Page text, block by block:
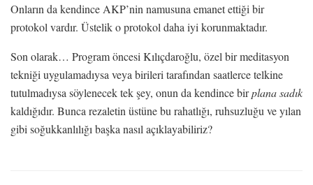
Onların da kendince AKP’nin namusuna emanet ettiği bir
protokol vardır. Üstelik o protokol daha iyi korunmaktadır.
Son olarak… Program öncesi Kılıçdaroğlu, özel bir meditasyon
tekniği uygulamadıysa veya birileri tarafından saatlerce telkine
tutulmadıysa söylenecek tek şey, onun da kendince birplana sadık
kaldığıdır. Bunca rezaletin üstüne bu rahatlığı, ruhsuzluğu ve yılan
gibi soğukkanlılığı başka nasıl açıklayabiliriz?